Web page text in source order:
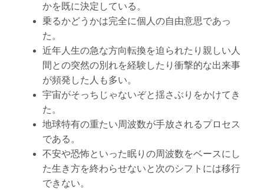
かを既に決定している。
乗るかどうかは完全に個人の自由意思であっ
た。
近年人生の急な方向転換を迫られたり親しい人
間との突然の別れを経験したり衝撃的な出来事
が頻発した人も多い。
宇宙がそっちじゃないぞと揺さぶりをかけてき
た。
地球特有の重たい周波数が手放されるプロセス
である。
不安や恐怖といった眠りの周波数をベースにし
た生き方を終わらせないと次のシフトには移行
できない。